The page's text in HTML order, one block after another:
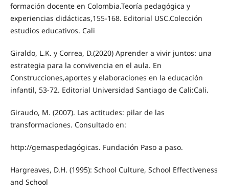
formación docente en Colombia.Teoría pedagógica y
experiencias didácticas,155-168. Editorial USC.Colección
estudios educativos. Cali
Giraldo, L.K. y Correa, D.(2020) Aprender a vivir juntos: una
estrategia para la convivencia en el aula. En
Construcciones,aportes y elaboraciones en la educación
infantil, 53-72. Editorial Universidad Santiago de Cali:Cali.
Giraudo, M. (2007). Las actitudes: pilar de las
transformaciones. Consultado en:
http://gemaspedagógicas. Fundación Paso a paso.
Hargreaves, D.H. (1995): School Culture, School Effectiveness
and School